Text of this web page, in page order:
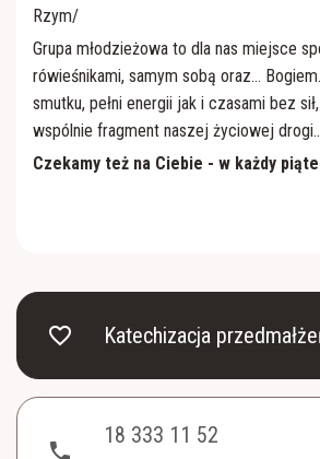
favorite_border Katechizacja
phone
18 333 11 52
Rzym/
Grupa młodzieżowa to dla nas miejsce
rówieśnikami, samym sobą oraz…
smutku, pełni energii jak i czasami bez
wspólnie fragment naszej życiowej
Czekamy też na Ciebie - w każdy